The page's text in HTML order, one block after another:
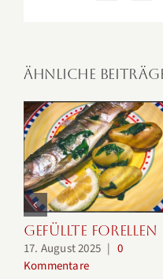
Ähnliche
Gefüllte Forellen
17. August 2025 | 0
Kommentare